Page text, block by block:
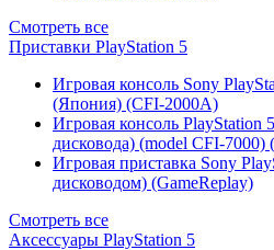
Смотреть все
Приставки PlayStation 5
Игровая консоль Sony
(Япония) (CFI-2000A)
Игровая консоль PlayStation
дисковода) (model CFI-
Игровая приставка Sony
дисководом) (GameReplay)
Смотреть все
Аксессуары PlayStation 5